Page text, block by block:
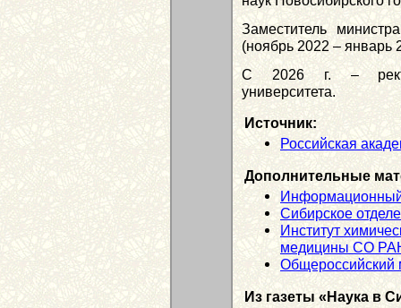
Заместитель
(ноябрь 2022 – январь
С 2026 г. – ректор
университета.
Источник:
Российская
Дополнительные
Сибирское
Институт
медицины СО
Общероссийский
Из газеты «Наука в